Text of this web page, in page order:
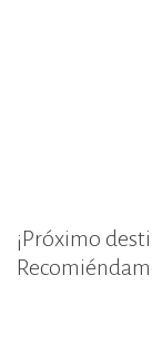
¡Próximo